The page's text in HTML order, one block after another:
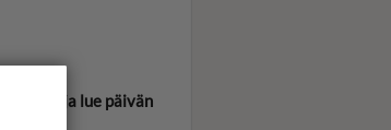
ja lue päivän